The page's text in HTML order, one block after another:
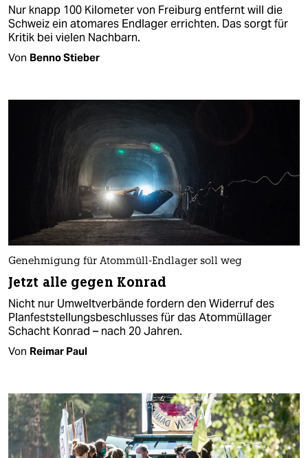
Nur knapp 100 Kilometer von Freiburg entfernt will die
Schweiz ein atomares Endlager errichten. Das sorgt für
Kritik bei vielen Nachbarn.
Von Benno Stieber
Genehmigung für Atommüll-Endlager soll weg
Jetzt alle gegen Konrad
Nicht nur Umweltverbände fordern den Widerruf des
Planfeststellungsbeschlusses für das Atommüllager
Schacht Konrad – nach 20 Jahren.
Von Reimar Paul